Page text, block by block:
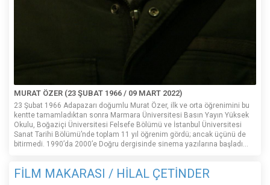
MURAT ÖZER (23 ŞUBAT 1966 / 09 MART 2022)
23 Şubat 1966 Adapazarı doğumlu Murat Özer, ilk ve orta öğrenimini bu
kentte tamamladıktan sonra Marmara Üniversitesi Basın Yayın Yüksek
Okulu, Boğaziçi Üniversitesi Felsefe Bölümü ve İstanbul Üniversitesi
Sanat Tarihi Bölümü’nde toplam 11 yıl öğrenim gördü; ancak üçünü de
bitirmedi. 1990’da 2000’e Doğru dergisinde sinema yazılarına başladı...
FİLM MAKARASI / HİLAL ÇETİNDER